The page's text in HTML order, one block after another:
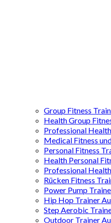
Group Fitness
Health Group
Professional
Medical Fitness
Personal Fitness
Health Personal
Professional
Rücken Fitness
Power Pump
Hip Hop Trainer
Step Aerobic
Outdoor Trainer